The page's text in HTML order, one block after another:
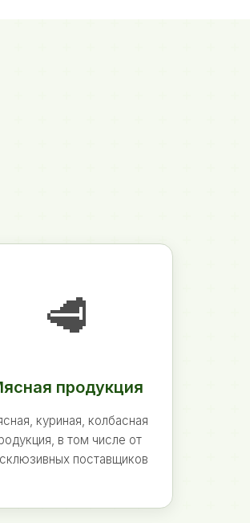
🥩
продукция
куриная, колбасная
в том числе от
поставщиков